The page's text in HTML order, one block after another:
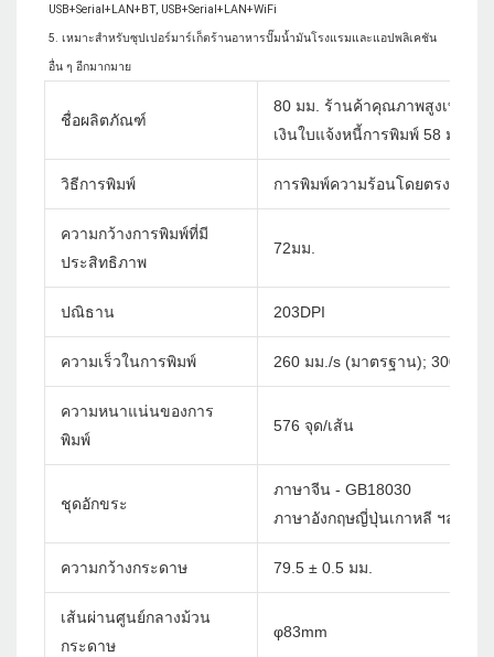
USB+Serial+LAN+BT, USB+Serial+LAN+WiFi
5. เหมาะสำหรับซุปเปอร์มาร์เก็ตร้านอาหารปั๊มน้ำมันโรงแรมและแอปพลิเคชัน
ชื่อผลิตภัณฑ์
80 มม. ร้านค้าคุณภาพสูงเทอร์มินั
เงินใบแจ้งหนี้การพิมพ์ 58 มม. เ
วิธีการพิมพ์ การพิมพ์ความร้อนโดยตรง
ความกว้างการพิมพ์ที่มี
ประสิทธิภาพ
72มม.
ปณิธาน 203DPI
ความเร็วในการพิมพ์ 260 มม./s (มาตรฐาน); 300 มม./
ความหนาแน่นของการ
พิมพ์
576 จุด/เส้น
ชุดอักขระ
ภาษาจีน - GB18030
ภาษาอังกฤษญี่ปุ่นเกาหลี ฯลฯ กำ
ความกว้างกระดาษ 79.5 ± 0.5 มม.
เส้นผ่านศูนย์กลางม้วน
กระดาษ
φ83mm